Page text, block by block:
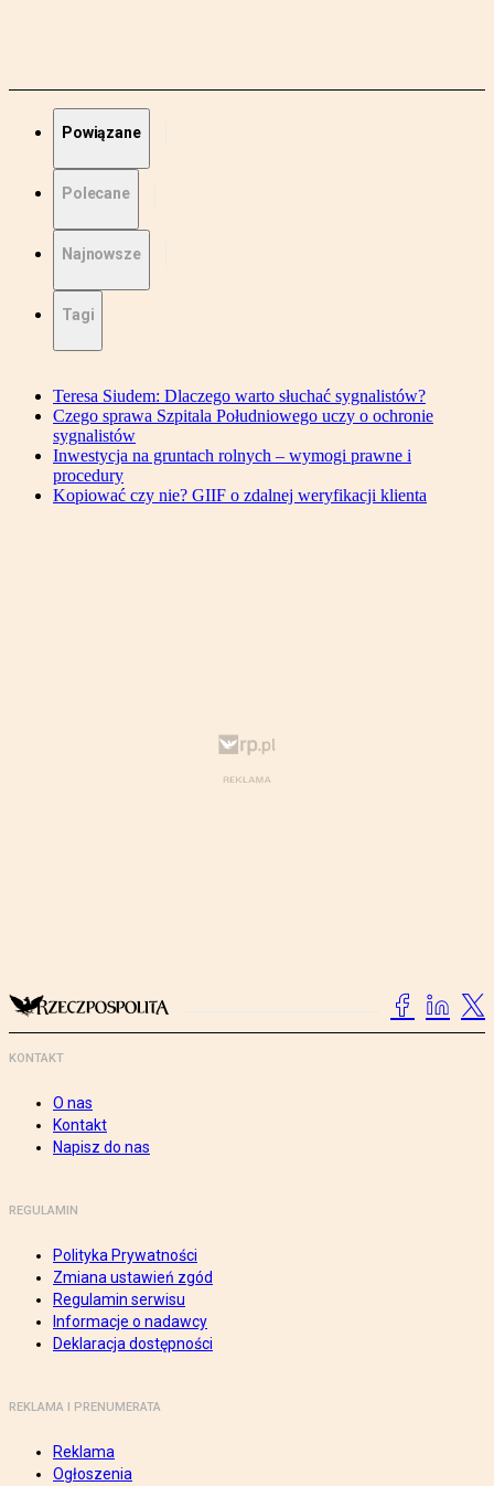
Powiązane
Polecane
Najnowsze
Tagi
Teresa Siudem: Dlaczego warto słuchać sygnalistów?
Czego sprawa Szpitala Południowego uczy o ochronie
sygnalistów
Inwestycja na gruntach rolnych – wymogi prawne i
procedury
Kopiować czy nie? GIIF o zdalnej weryfikacji klienta
KONTAKT
O nas
Kontakt
Napisz do nas
REGULAMIN
Polityka Prywatności
Zmiana ustawień zgód
Regulamin serwisu
Informacje o nadawcy
Deklaracja dostępności
REKLAMA I PRENUMERATA
Reklama
Ogłoszenia